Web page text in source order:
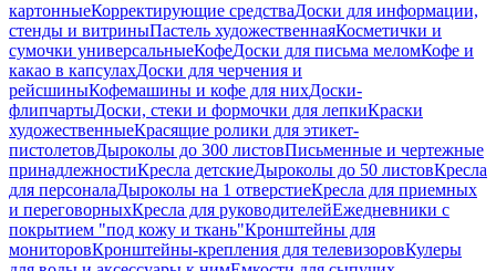
картонныеКорректирующие средстваДоски для информации,
стенды и витриныПастель художественнаяКосметички и
сумочки универсальныеКофеДоски для письма меломКофе и
какао в капсулахДоски для черчения и
рейсшиныКофемашины и кофе для нихДоски-
флипчартыДоски, стеки и формочки для лепкиКраски
художественныеКрасящие ролики для этикет-
пистолетовДыроколы до 300 листовПисьменные и чертежные
принадлежностиКресла детскиеДыроколы до 50 листовКресла
для персоналаДыроколы на 1 отверстиеКресла для приемных
и переговорныхКресла для руководителейЕжедневники с
покрытием "под кожу и ткань"Кронштейны для
мониторовКронштейны-крепления для телевизоровКулеры